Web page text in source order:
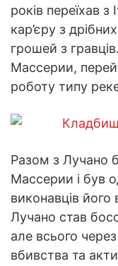
років переїхав з
кар’єру з
грошей з
Массерии,
роботу типу
Разом з Лучано
Массерии і був
виконавців
Лучано став
але всього
вбивства та